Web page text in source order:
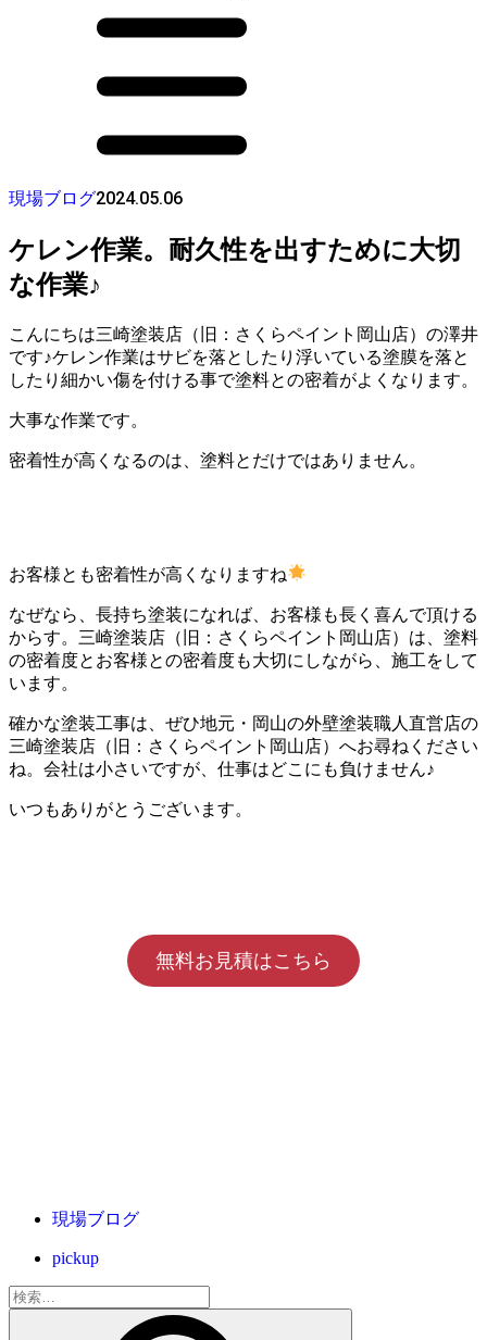
現場ブログ2024.05.06
ケレン作業。耐久性を出すために大切
な作業♪
こんにちは三崎塗装店（旧：さくらペイント岡山店）の澤井
です♪ケレン作業はサビを落としたり浮いている塗膜を落と
したり細かい傷を付ける事で塗料との密着がよくなります。
大事な作業です。
密着性が高くなるのは、塗料とだけではありません。
お客様とも密着性が高くなりますね
なぜなら、長持ち塗装になれば、お客様も長く喜んで頂ける
からす。三崎塗装店（旧：さくらペイント岡山店）は、塗料
の密着度とお客様との密着度も大切にしながら、施工をして
います。
確かな塗装工事は、ぜひ地元・岡山の外壁塗装職人直営店の
三崎塗装店（旧：さくらペイント岡山店）へお尋ねください
ね。会社は小さいですが、仕事はどこにも負けません♪
いつもありがとうございます。
無料お見積はこちら
現場ブログ
pickup
検
索: